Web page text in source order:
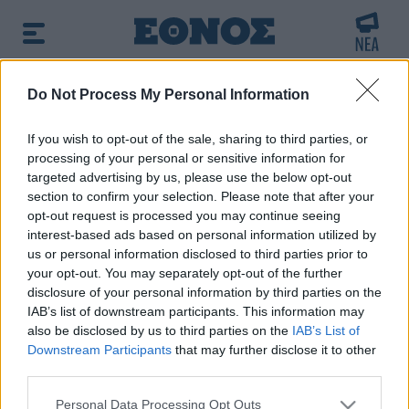
Do Not Process My Personal Information
If you wish to opt-out of the sale, sharing to third parties, or
processing of your personal or sensitive information for
targeted advertising by us, please use the below opt-out
section to confirm your selection. Please note that after your
opt-out request is processed you may continue seeing
interest-based ads based on personal information utilized by
us or personal information disclosed to third parties prior to
your opt-out. You may separately opt-out of the further
disclosure of your personal information by third parties on the
IAB’s list of downstream participants. This information may
also be disclosed by us to third parties on the IAB’s List of
Downstream Participants that may further disclose it to other
Please note that this website/app uses one or more Google
Personal Data Processing Opt Outs
BREAKING NEWS:
δημοφιλές τώρα:Σου καίει το μυαλό: Το Netflix έφερε
την ταινιάρα του Νόλαν που οι φαν έχουν κρυφό νο1 στην
καρδιά...
Δήλωση συμμόρφωσης με τη
σύσταση (ΕΕ) 2018/334
Η ΡΑΔΙΟΤΗΛΕΟΠΤΙΚΗ Α.Ε. δηλώνει ότι η ίδια και ο παρών